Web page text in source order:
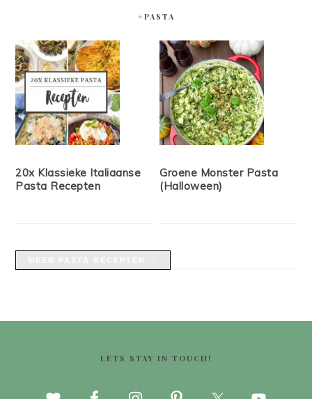
#PASTA
20x Klassieke Italiaanse
Pasta Recepten
Groene Monster Pasta
(Halloween)
LETS STAY IN TOUCH!